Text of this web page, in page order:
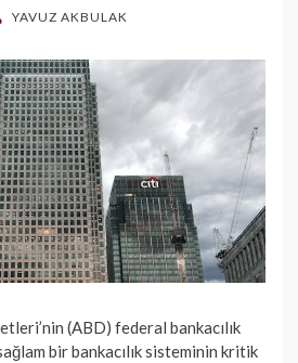
YAVUZ AKBULAK
(ABD) federal bankacılık
bir bankacılık sisteminin kritik